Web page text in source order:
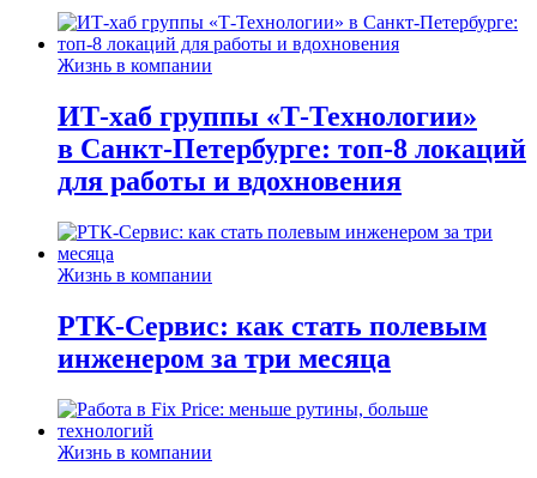
Жизнь в компании
ИТ-хаб группы «Т-Технологии»
в Санкт-Петербурге: топ-8 локаций
для работы и вдохновения
Жизнь в компании
РТК-Сервис: как стать полевым
инженером за три месяца
Жизнь в компании